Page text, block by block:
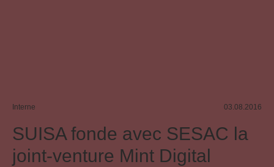
Interne 03.08.2016
SUISA fonde avec SESAC la
joint-venture Mint Digital